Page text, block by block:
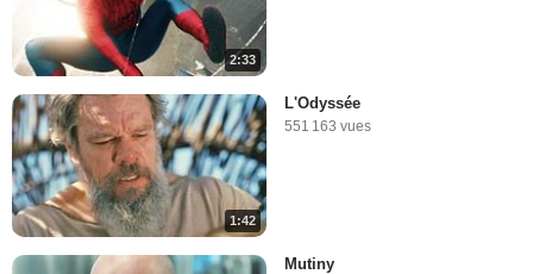
2:33
1:42
L'Odyssée
551 163 vues
Mutiny